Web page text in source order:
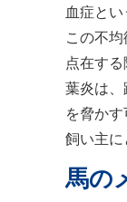
血症とい
この不
点在す
葉炎は
を脅か
飼い主に
馬の